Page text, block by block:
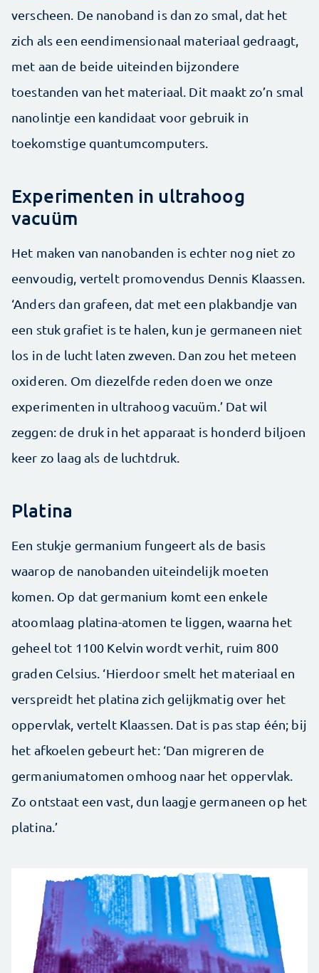
verscheen. De nanoband is dan zo smal, dat het
zich als een eendimensionaal materiaal gedraagt,
met aan de beide uiteinden bijzondere
toestanden van het materiaal. Dit maakt zo’n smal
nanolintje een kandidaat voor gebruik in
toekomstige quantumcomputers.
Experimenten in ultrahoog
vacuüm
Het maken van nanobanden is echter nog niet zo
eenvoudig, vertelt promovendus Dennis Klaassen.
‘Anders dan grafeen, dat met een plakbandje van
een stuk grafiet is te halen, kun je germaneen niet
los in de lucht laten zweven. Dan zou het meteen
oxideren. Om diezelfde reden doen we onze
experimenten in ultrahoog vacuüm.’ Dat wil
zeggen: de druk in het apparaat is honderd biljoen
keer zo laag als de luchtdruk.
Platina
Een stukje germanium fungeert als de basis
waarop de nanobanden uiteindelijk moeten
komen. Op dat germanium komt een enkele
atoomlaag platina-atomen te liggen, waarna het
geheel tot 1100 Kelvin wordt verhit, ruim 800
graden Celsius. ‘Hierdoor smelt het materiaal en
verspreidt het platina zich gelijkmatig over het
oppervlak, vertelt Klaassen. Dat is pas stap één; bij
het afkoelen gebeurt het: ‘Dan migreren de
germaniumatomen omhoog naar het oppervlak.
Zo ontstaat een vast, dun laagje germaneen op het
platina.’